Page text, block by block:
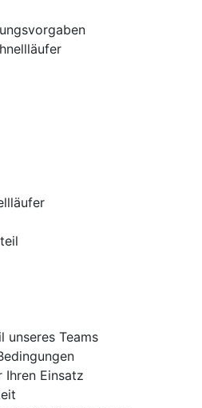
unseres Teams
Ihren Einsatz